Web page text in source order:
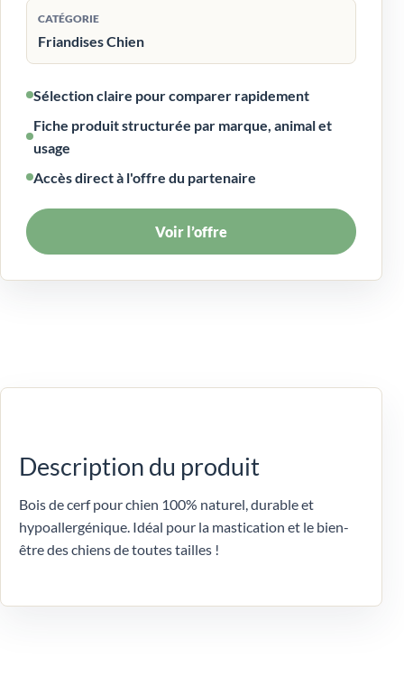
CATÉGORIE
Friandises Chien
Sélection claire pour comparer rapidement
Fiche produit structurée par marque, animal et
usage
Accès direct à l'offre du partenaire
Voir l’offre
Description du produit
Bois de cerf pour chien 100% naturel, durable et
hypoallergénique. Idéal pour la mastication et le bien-
être des chiens de toutes tailles !